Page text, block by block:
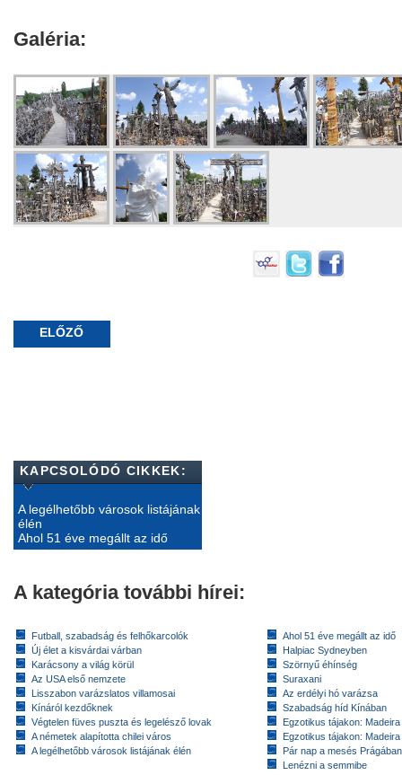
Galéria:
ELŐZŐ
KAPCSOLÓDÓ CIKKEK:
A legélhetőbb városok listájának
élén
Ahol 51 éve megállt az idő
A kategória további hírei:
Futball, szabadság és felhőkarcolók
Új élet a kisvárdai várban
Karácsony a világ körül
Az USA első nemzete
Lisszabon varázslatos villamosai
Kínáról kezdőknek
Végtelen füves puszta és legelésző lovak
A németek alapította chilei város
A legélhetőbb városok listájának élén
Ahol 51 éve megállt az idő
Halpiac Sydneyben
Szörnyű éhínség
Suraxani
Az erdélyi hó varázsa
Szabadság híd Kínában
Egzotikus tájakon:
Egzotikus tájakon:
Pár nap a mesés Prágában
Lenézni a semmibe